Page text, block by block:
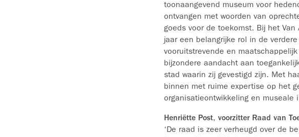
toonaangevend museum voor
ontvangen met woorden van
goeds voor de toekomst. Bij het
jaar een belangrijke rol in de
vooruitstrevende en
bijzondere aandacht aan
stad waarin zij gevestigd zijn. Met
binnen met ruime expertise op het
organisatieontwikkeling en museale
Henriëtte Post, voorzitter Raad van
‘De raad is zeer verheugd over de